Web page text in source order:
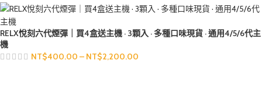
RELX悅刻六代煙彈｜買4盒送主機 · 3顆入 · 多種口味現貨 · 通用4/5/6代主
機
NT$400.00 – NT$2,200.00